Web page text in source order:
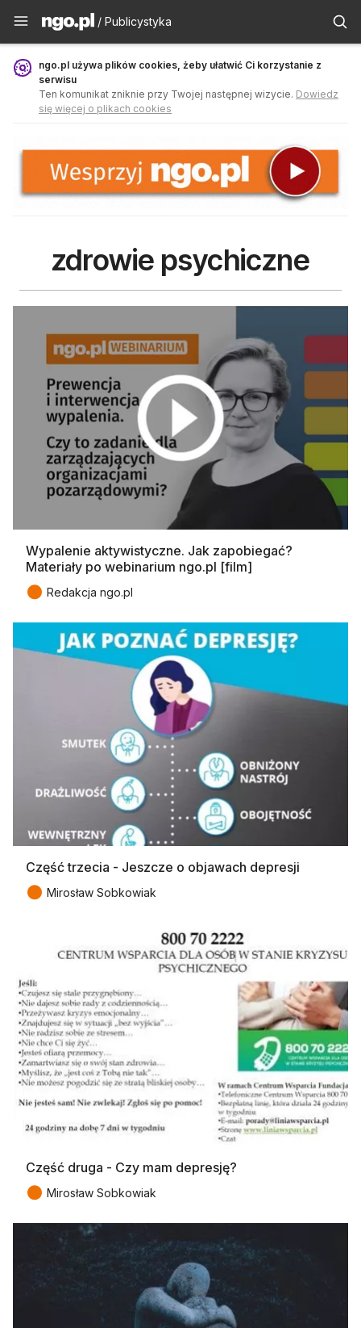
Publicystyka - ngo.pl
/ Publicystyka
ngo.pl używa plików cookies, żeby ułatwić Ci korzystanie z
serwisu
Ten komunikat zniknie przy Twojej następnej wizycie. Dowiedz
się więcej o plikach cookies
zdrowie psychiczne
Wypalenie aktywistyczne. Jak zapobiegać?
Materiały po webinarium ngo.pl [film]
● Redakcja ngo.pl
Część trzecia - Jeszcze o objawach depresji
● Mirosław Sobkowiak
Część druga - Czy mam depresję?
● Mirosław Sobkowiak